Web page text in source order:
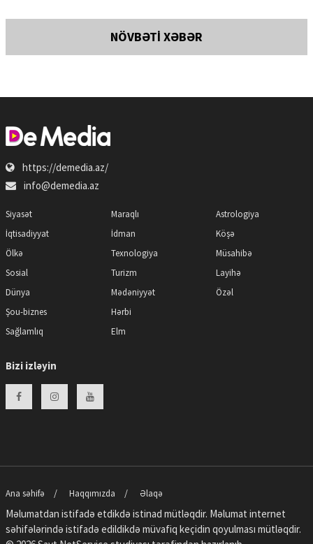
NÖVBƏTİ XƏBƏR
https://demedia.az/
info@demedia.az
Siyasət
İqtisadiyyat
Ölkə
Sosial
Dünya
Şou-biznes
Sağlamlıq
Maraqlı
İdman
Texnologiya
Turizm
Mədəniyyət
Hərbi
Elm
Astrologiya
Köşə
Müsahibə
Layihə
Özəl
Bizi izləyin
Ana səhifə Haqqımızda Əlaqə
Məlumatdan istifadə etdikdə istinad mütləqdir. Məlumat internet
səhifələrində istifadə edildikdə müvafiq keçidin qoyulması mütləqdir.